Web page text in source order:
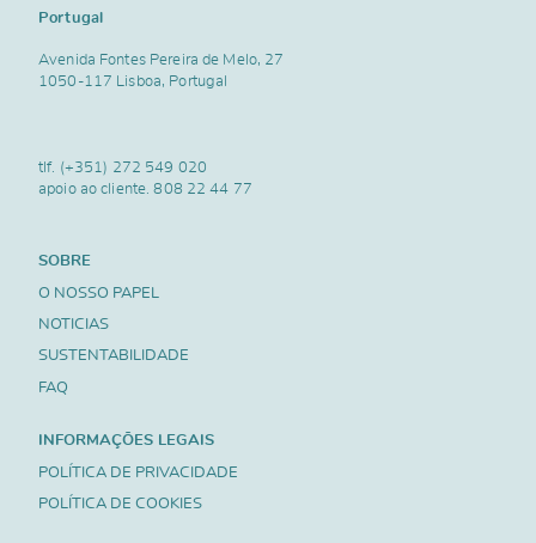
Portugal
Avenida Fontes Pereira de Melo, 27
1050-117 Lisboa, Portugal
tlf. (+351) 272 549 020
apoio ao cliente.808 22 44 77
SOBRE
O NOSSO PAPEL
NOTICIAS
SUSTENTABILIDADE
FAQ
INFORMAÇÕES LEGAIS
POLÍTICA DE PRIVACIDADE
POLÍTICA DE COOKIES